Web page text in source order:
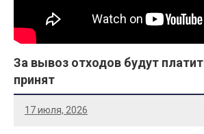
За вывоз отходов будут
принят
17 июля, 2026